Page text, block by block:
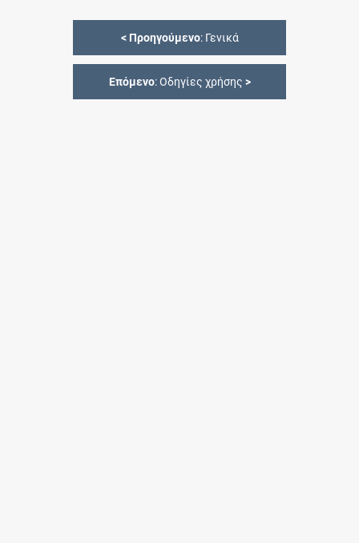
< Προηγούμενο: Γενικά
Επόμενο: Οδηγίες χρήσης >